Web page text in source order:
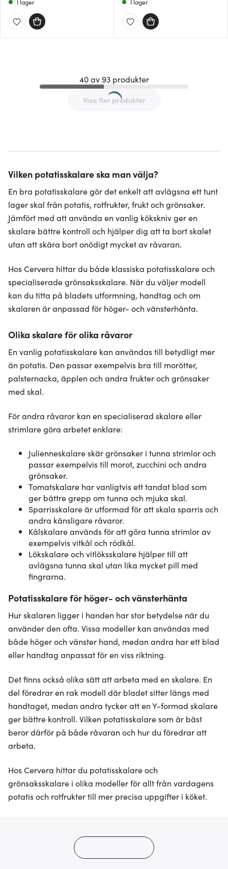
I lager I lager
40 av 93 produkter
Visa fler produkter
Vilken potatisskalare ska man välja?
En bra potatisskalare gör det enkelt att avlägsna ett tunt
lager skal från potatis, rotfrukter, frukt och grönsaker.
Jämfört med att använda en vanlig kökskniv ger en
skalare bättre kontroll och hjälper dig att ta bort skalet
utan att skära bort onödigt mycket av råvaran.
Hos Cervera hittar du både klassiska potatisskalare och
specialiserade grönsaksskalare. När du väljer modell
kan du titta på bladets utformning, handtag och om
skalaren är anpassad för höger- och vänsterhänta.
Olika skalare för olika råvaror
En vanlig potatisskalare kan användas till betydligt mer
än potatis. Den passar exempelvis bra till morötter,
palsternacka, äpplen och andra frukter och grönsaker
med skal.
För andra råvaror kan en specialiserad skalare eller
strimlare göra arbetet enklare:
Julienneskalare skär grönsaker i tunna strimlor och
passar exempelvis till morot, zucchini och andra
grönsaker.
Tomatskalare har vanligtvis ett tandat blad som
ger bättre grepp om tunna och mjuka skal.
Sparrisskalare är utformad för att skala sparris och
andra känsligare råvaror.
Kålskalare används för att göra tunna strimlor av
exempelvis vitkål och rödkål.
Lökskalare och vitlöksskalare hjälper till att
avlägsna tunna skal utan lika mycket pill med
fingrarna.
Potatisskalare för höger- och vänsterhänta
Hur skalaren ligger i handen har stor betydelse när du
använder den ofta. Vissa modeller kan användas med
både höger och vänster hand, medan andra har ett blad
eller handtag anpassat för en viss riktning.
Det finns också olika sätt att arbeta med en skalare. En
del föredrar en rak modell där bladet sitter längs med
handtaget, medan andra tycker att en Y-formad skalare
ger bättre kontroll. Vilken potatisskalare som är bäst
beror därför på både råvaran och hur du föredrar att
arbeta.
Hos Cervera hittar du potatisskalare och
grönsaksskalare i olika modeller för allt från vardagens
potatis och rotfrukter till mer precisa uppgifter i köket.